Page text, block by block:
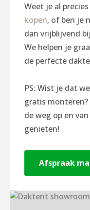
Weet je al
kopen, of ben je
dan vrijblijvend
We helpen je
de perfecte
PS: Wist je dat
gratis
de weg op en
genieten!
Afspraak